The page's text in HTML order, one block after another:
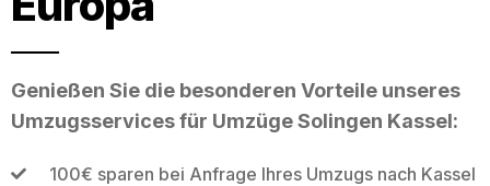
Genießen Sie die besonderen Vorteile unseres
Umzugsservices für Umzüge Solingen Kassel:
100€ sparen bei Anfrage Ihres Umzugs nach Kassel